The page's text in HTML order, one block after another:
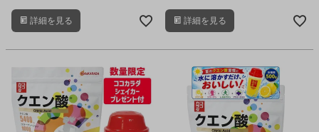
を配合したサプリメントです。
詳細を見る
アチン、コラーゲン、グルコサミ
ン、アミノ酸、ビタミンなどをバラ
す。
詳細を見る